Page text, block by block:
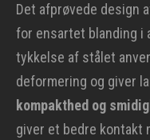
Det afprøvede design
for ensartet blanding i
tykkelse af stålet
deformering og giver
kompakthed og
giver et bedre kontakt